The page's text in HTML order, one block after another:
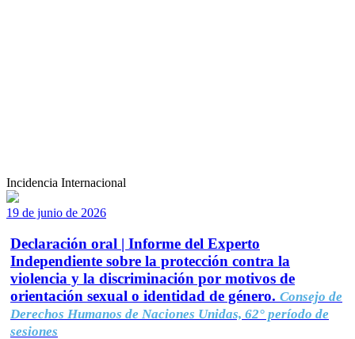
Incidencia Internacional
19 de junio de 2026
Declaración oral | Informe del Experto
Independiente sobre la protección contra la
violencia y la discriminación por motivos de
orientación sexual o identidad de género. Consejo de
Derechos Humanos de Naciones Unidas, 62° período de
sesiones